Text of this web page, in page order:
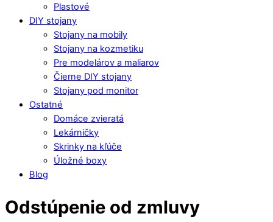
Plastové
DIY stojany
Stojany na mobily
Stojany na kozmetiku
Pre modelárov a maliarov
Čierne DIY stojany
Stojany pod monitor
Ostatné
Domáce zvieratá
Lekárničky
Skrinky na kľúče
Úložné boxy
Blog
Menu
Cart
Odstúpenie od zmluvy